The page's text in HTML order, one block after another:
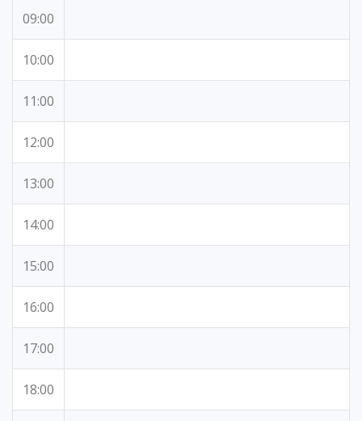
09:00
10:00
11:00
12:00
13:00
14:00
15:00
16:00
17:00
18:00